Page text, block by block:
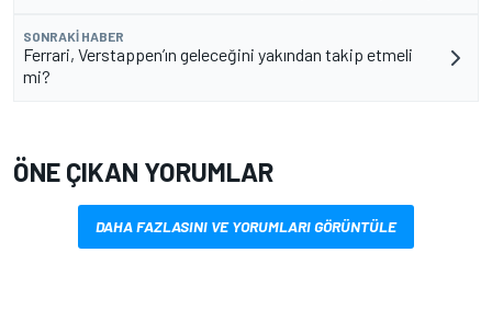
SONRAKI HABER
Ferrari, Verstappen’ın geleceğini yakından takip etmeli
mi?
ÖNE ÇIKAN YORUMLAR
DAHA FAZLASINI VE YORUMLARI GÖRÜNTÜLE